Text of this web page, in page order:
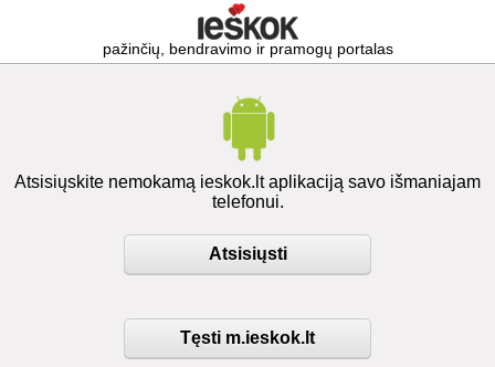
pažinčių, bendravimo ir pramogų portalas
Atsisiųskite nemokamą ieskok.lt aplikaciją savo išmaniajam
telefonui.
Atsisiųsti
Tęsti m.ieskok.lt